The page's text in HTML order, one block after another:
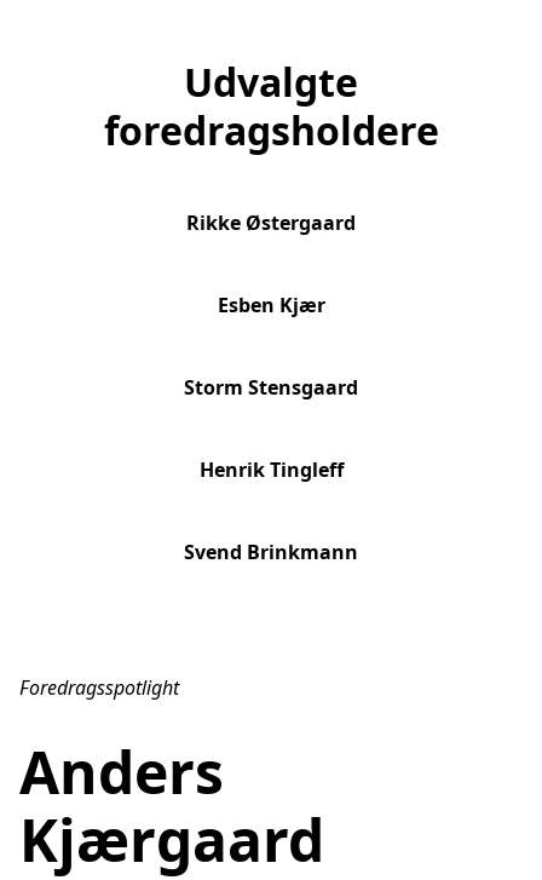
Udvalgte
foredragsholdere
Rikke Østergaard
Esben Kjær
Storm Stensgaard
Henrik Tingleff
Svend Brinkmann
Foredragsspotlight
Anders
Kjærgaard